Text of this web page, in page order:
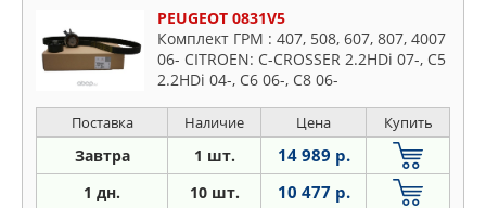
PEUGEOT 0831V5
Комплект ГРМ : 407, 508, 607, 807, 4007
06- CITROEN: C-CROSSER 2.2HDi 07-, C5
2.2HDi 04-, C6 06-, C8 06-
Поставка Наличие Цена Купить
Завтра 1 шт. 14 989 р.
1 дн. 10 шт. 10 477 р.